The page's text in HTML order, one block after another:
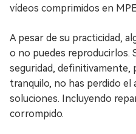
vídeos comprimidos en
A pesar de su practicidad,
o no puedes reproducirlos.
seguridad, definitivamente,
tranquilo, no has perdido el
soluciones. Incluyendo
corrompido.